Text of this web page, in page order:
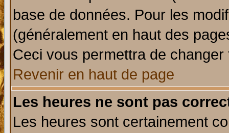
base de données. Pour les
(généralement en haut des
Ceci vous permettra de
Revenir en haut de page
Les heures ne sont pas
Les heures sont certainement